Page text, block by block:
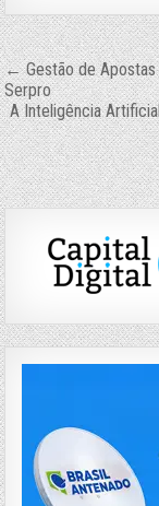
de
Post
← Gestão de Apostas
Serpro
A Inteligência